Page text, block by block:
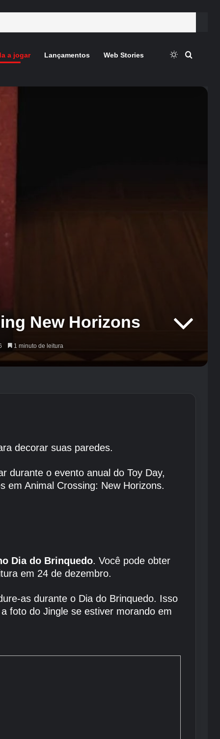
a jogar Lançamentos Web Stories Switch skin
New Horizons
1 minuto de leitura
decorar suas paredes.
durante o evento anual do Toy Day,
em Animal Crossing: New Horizons.
Dia do Brinquedo. Você pode obter
em 24 de dezembro.
as durante o Dia do Brinquedo. Isso
foto do Jingle se estiver morando em